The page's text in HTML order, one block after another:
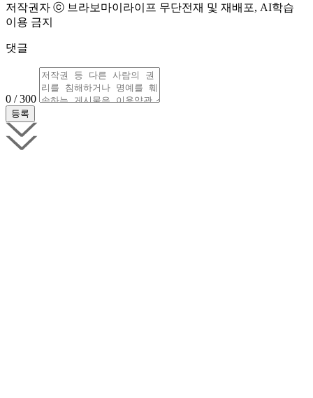
저작권자 ⓒ 브라보마이라이프 무단전재 및 재배포, AI학습
이용 금지
댓글
0 / 300